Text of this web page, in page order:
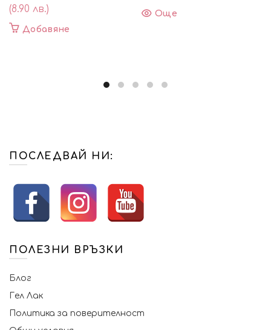
(8.90 лв.)
Добавяне
Още
ПОСЛЕДВАЙ НИ:
ПОЛЕЗНИ ВРЪЗКИ
Блог
Гел Лак
Политика за поверителност